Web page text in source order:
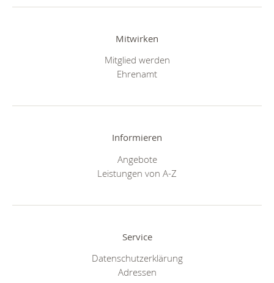
Mitwirken
Mitglied werden
Ehrenamt
Informieren
Angebote
Leistungen von A-Z
Service
Datenschutzerklärung
Adressen